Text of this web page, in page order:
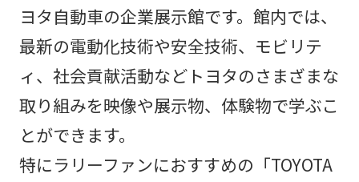
ヨタ自動車の企業展示館です。館内では、
最新の電動化技術や安全技術、モビリテ
ィ、社会貢献活動などトヨタのさまざまな
取り組みを映像や展示物、体験物で学ぶこ
とができます。
特にラリーファンにおすすめの「TOYOTA